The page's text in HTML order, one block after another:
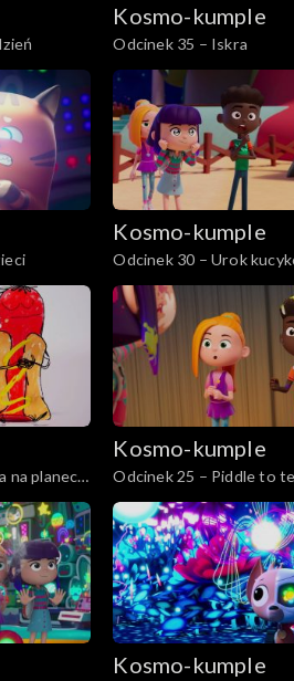
Kosmo-kumple
Odcinek 35 – Iskra
Kosmo-kumple
Odcinek 30 – Urok
na planecie
Kosmo-kumple
Odcinek 25 – Piddle to
Kosmo-kumple